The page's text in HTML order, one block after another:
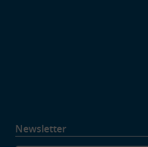
Newsletter